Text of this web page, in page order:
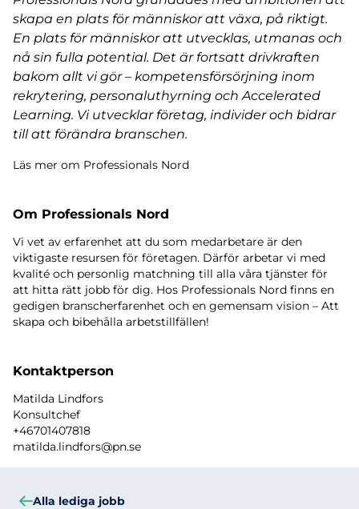
skapa en plats för människor att växa, på riktigt.
En plats för människor att utvecklas, utmanas och
nå sin fulla potential. Det är fortsatt drivkraften
bakom allt vi gör – kompetensförsörjning inom
rekrytering, personaluthyrning och Accelerated
Learning. Vi utvecklar företag, individer och bidrar
till att förändra branschen.
Läs mer om Professionals Nord
Om Professionals Nord
Vi vet av erfarenhet att du som medarbetare är den
viktigaste resursen för företagen. Därför arbetar vi med
kvalité och personlig matchning till alla våra tjänster för
att hitta rätt jobb för dig. Hos Professionals Nord finns en
gedigen branscherfarenhet och en gemensam vision – Att
skapa och bibehålla arbetstillfällen!
Kontaktperson
Matilda Lindfors
Konsultchef
+46701407818
matilda.lindfors@pn.se
Alla lediga jobb